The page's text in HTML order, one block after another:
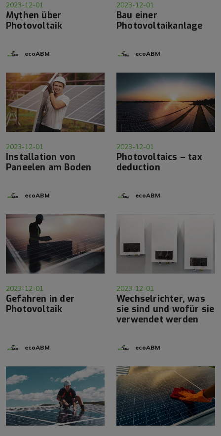
2023-12-01
Mythen über
Photovoltaik
ecoABM
2023-12-01
Bau einer
Photovoltaikanlage
ecoABM
2023-12-01
Installation von
Paneelen am Boden
ecoABM
2023-12-01
Photovoltaics – tax
deduction
ecoABM
2023-12-01
Gefahren in der
Photovoltaik
ecoABM
2023-12-01
Wechselrichter, was
sie sind und wofür sie
verwendet werden
ecoABM